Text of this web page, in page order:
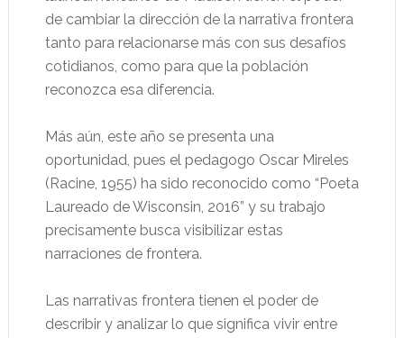
de cambiar la dirección de la narrativa frontera
tanto para relacionarse más con sus desafíos
cotidianos, como para que la población
reconozca esa diferencia.
Más aún, este año se presenta una
oportunidad, pues el pedagogo Oscar Mireles
(Racine, 1955) ha sido reconocido como “Poeta
Laureado de Wisconsin, 2016” y su trabajo
precisamente busca visibilizar estas
narraciones de frontera.
Las narrativas frontera tienen el poder de
describir y analizar lo que significa vivir entre